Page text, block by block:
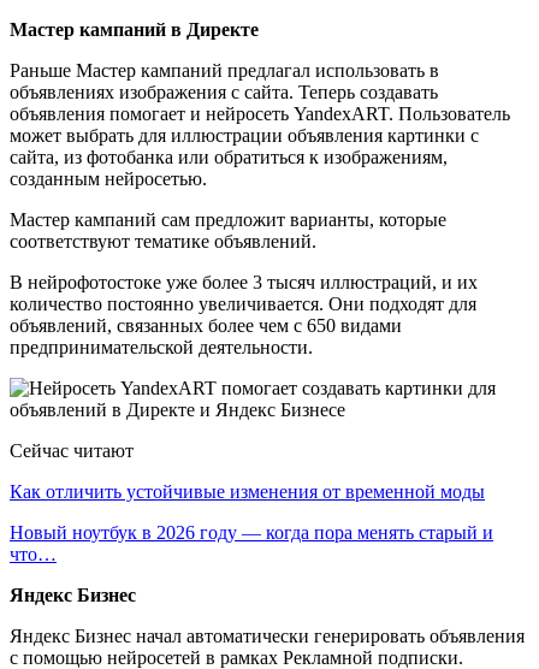
Мастер кампаний в Директе
Раньше Мастер кампаний предлагал использовать в
объявлениях изображения с сайта. Теперь создавать
объявления помогает и нейросеть YandexART. Пользователь
может выбрать для иллюстрации объявления картинки с
сайта, из фотобанка или обратиться к изображениям,
созданным нейросетью.
Мастер кампаний сам предложит варианты, которые
соответствуют тематике объявлений.
В нейрофотостоке уже более 3 тысяч иллюстраций, и их
количество постоянно увеличивается. Они подходят для
объявлений, связанных более чем с 650 видами
предпринимательской деятельности.
Сейчас читают
Как отличить устойчивые изменения от временной моды
Новый ноутбук в 2026 году — когда пора менять старый и
что…
Яндекс Бизнес
Яндекс Бизнес начал автоматически генерировать объявления
с помощью нейросетей в рамках Рекламной подписки.